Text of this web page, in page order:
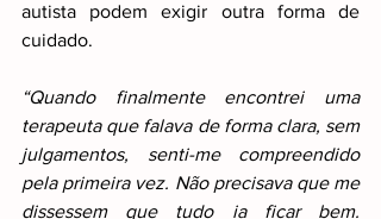
autista podem exigir outra forma de
cuidado.
“Quando finalmente encontrei uma
terapeuta que falava de forma clara, sem
julgamentos, senti-me compreendido
pela primeira vez. Não precisava que me
dissessem que tudo ia ficar bem.